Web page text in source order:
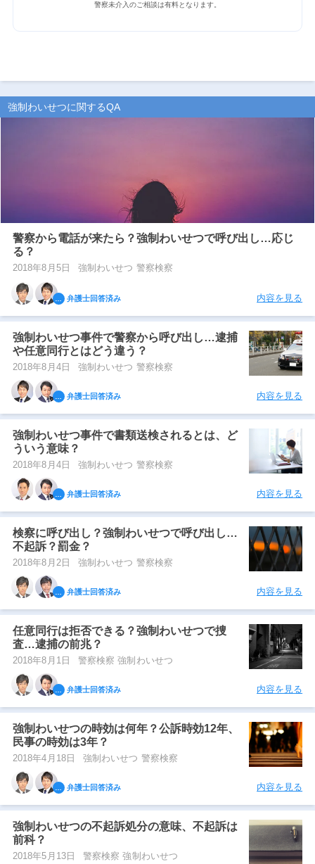
警察未介入のご相談は有料となります。
強制わいせつに関するQA
警察から電話が来たら？強制わいせつで呼び出し…応じ
る？
2018年8月5日 強制わいせつ 警察検察
弁護士回答済み 内容を見る
強制わいせつ事件で警察から呼び出し…逮捕
や任意同行とはどう違う？
2018年8月4日 強制わいせつ 警察検察
弁護士回答済み 内容を見る
強制わいせつ事件で書類送検されるとは、ど
ういう意味？
2018年8月4日 強制わいせつ 警察検察
弁護士回答済み 内容を見る
検察に呼び出し？強制わいせつで呼び出し…
不起訴？罰金？
2018年8月2日 強制わいせつ 警察検察
弁護士回答済み 内容を見る
任意同行は拒否できる？強制わいせつで捜
査…逮捕の前兆？
2018年8月1日 警察検察 強制わいせつ
弁護士回答済み 内容を見る
強制わいせつの時効は何年？公訴時効12年、
民事の時効は3年？
2018年4月18日 強制わいせつ 警察検察
弁護士回答済み 内容を見る
強制わいせつの不起訴処分の意味、不起訴は
前科？
2018年5月13日 警察検察 強制わいせつ